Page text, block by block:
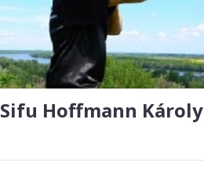
Sifu Hoffmann Károly